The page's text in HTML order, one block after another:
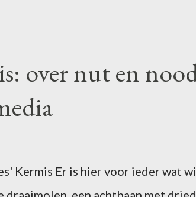
over nut en
Kermis Er is hier voor ieder wat